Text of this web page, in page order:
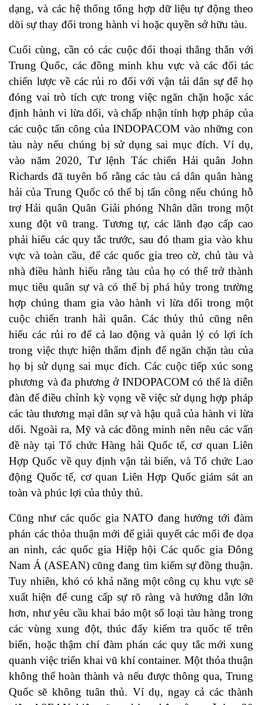
dạng, và các hệ thống tổng hợp dữ liệu tự động theo
dõi sự thay đổi trong hành vi hoặc quyền sở hữu tàu.
Cuối cùng, cần có các cuộc đối thoại thẳng thắn với
Trung Quốc, các đồng minh khu vực và các đối tác
chiến lược về các rủi ro đối với vận tải dân sự để họ
đóng vai trò tích cực trong việc ngăn chặn hoặc xác
định hành vi lừa dối, và chấp nhận tính hợp pháp của
các cuộc tấn công của INDOPACOM vào những con
tàu này nếu chúng bị sử dụng sai mục đích. Ví dụ,
vào năm 2020, Tư lệnh Tác chiến Hải quân John
Richards đã tuyên bố rằng các tàu cá dân quân hàng
hải của Trung Quốc có thể bị tấn công nếu chúng hỗ
trợ Hải quân Quân Giải phóng Nhân dân trong một
xung đột vũ trang. Tương tự, các lãnh đạo cấp cao
phải hiểu các quy tắc trước, sau đó tham gia vào khu
vực và toàn cầu, để các quốc gia treo cờ, chủ tàu và
nhà điều hành hiểu rằng tàu của họ có thể trở thành
mục tiêu quân sự và có thể bị phá hủy trong trường
hợp chúng tham gia vào hành vi lừa dối trong một
cuộc chiến tranh hải quân. Các thủy thủ cũng nên
hiểu các rủi ro để cả lao động và quản lý có lợi ích
trong việc thực hiện thẩm định để ngăn chặn tàu của
họ bị sử dụng sai mục đích. Các cuộc tiếp xúc song
phương và đa phương ở INDOPACOM có thể là diễn
đàn để điều chỉnh kỳ vọng về việc sử dụng hợp pháp
các tàu thương mại dân sự và hậu quả của hành vi lừa
dối. Ngoài ra, Mỹ và các đồng minh nên nêu các vấn
đề này tại Tổ chức Hàng hải Quốc tế, cơ quan Liên
Hợp Quốc về quy định vận tải biển, và Tổ chức Lao
động Quốc tế, cơ quan Liên Hợp Quốc giám sát an
toàn và phúc lợi của thủy thủ.
Cũng như các quốc gia NATO đang hướng tới đàm
phán các thỏa thuận mới để giải quyết các mối đe dọa
an ninh, các quốc gia Hiệp hội Các quốc gia Đông
Nam Á (ASEAN) cũng đang tìm kiếm sự đồng thuận.
Tuy nhiên, khó có khả năng một công cụ khu vực sẽ
xuất hiện để cung cấp sự rõ ràng và hướng dẫn lớn
hơn, như yêu cầu khai báo một số loại tàu hàng trong
các vùng xung đột, thúc đẩy kiểm tra quốc tế trên
biển, hoặc thậm chí đàm phán các quy tắc mới xung
quanh việc triển khai vũ khí container. Một thỏa thuận
không thể hoàn thành và nếu được thông qua, Trung
Quốc sẽ không tuân thủ. Ví dụ, ngay cả các thành